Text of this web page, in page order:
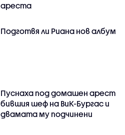
ареста
Подготвя ли Риана нов албум
Пуснаха под домашен арест
бившия шеф на ВиК-Бургас и
двамата му подчинени